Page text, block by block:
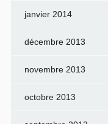
janvier 2014
décembre 2013
novembre 2013
octobre 2013